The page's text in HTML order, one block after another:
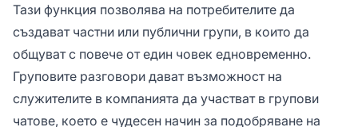
Тази функция позволява на потребителите да
създават частни или публични групи, в които да
общуват с повече от един човек едновременно.
Груповите разговори дават възможност на
служителите в компанията да участват в групови
чатове, което е чудесен начин за подобряване на